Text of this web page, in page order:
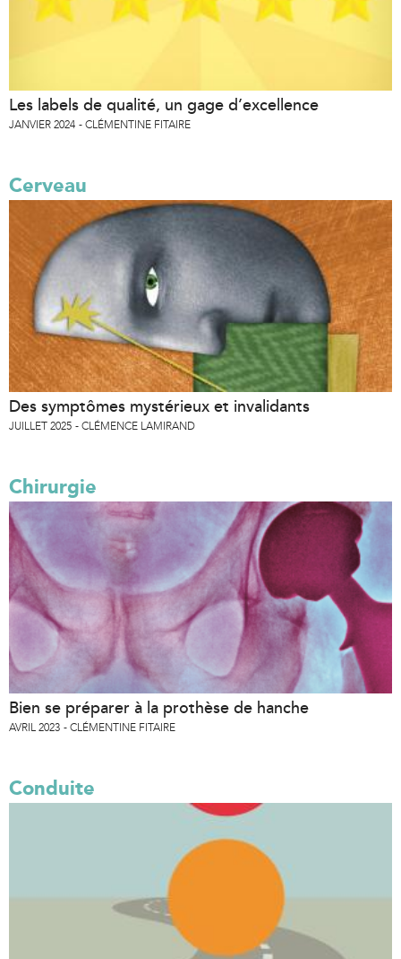
Les labels de qualité, un gage d’excellence
JANVIER 2024 CLÉMENTINE FITAIRE
Cerveau
Des symptômes mystérieux et invalidants
JUILLET 2025 CLÉMENCE LAMIRAND
Chirurgie
Bien se préparer à la prothèse de hanche
AVRIL 2023 CLÉMENTINE FITAIRE
Conduite